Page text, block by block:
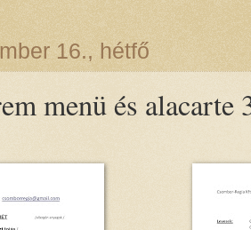
16., hétfő
menü és alacarte